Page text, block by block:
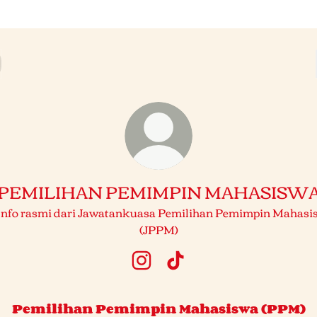
PEMIMPIN
rasmi dari Jawatankuasa Pemilihan Pemimpin
(JPPM)
PEMILIHAN PEMIMPIN
PEMILIHAN PEMIMPIN
Pemilihan Pemimpin Mahasiswa (PPM)